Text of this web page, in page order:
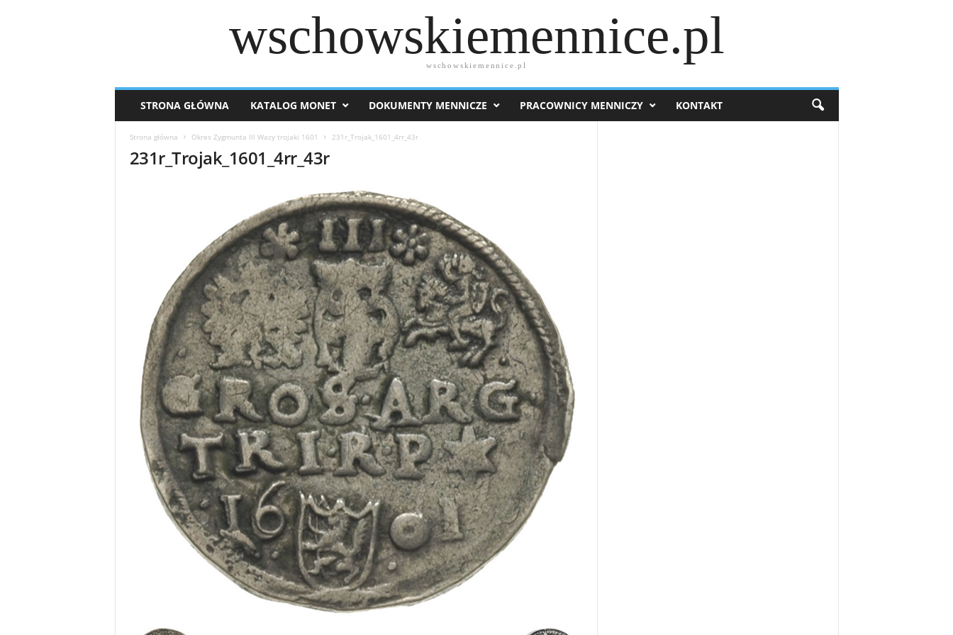
wschowskiemennice.pl
wschowskiemennice.pl
STRONA GŁÓWNA KATALOG MONET DOKUMENTY MENNICZE PRACOWNICY MENNICZY KONTAKT
Strona główna Okres Zygmunta lll Wazy trojaki 1601 231r_Trojak_1601_4rr_43r
231r_Trojak_1601_4rr_43r